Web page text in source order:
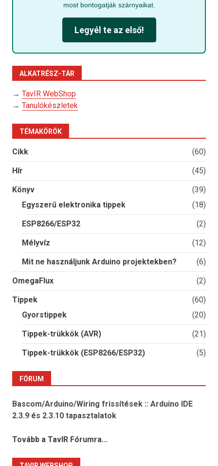
most bontogatják szárnyaikat.
Legyél te az első!
ALKATRÉSZ-TÁR
→ TavIR WebShop
→ Tanulókészletek
TÉMAKÖRÖK
Cikk (60)
Hír (45)
Könyv
(39)
Egyszerű elektronika tippek
(18)
ESP8266/ESP32 (2)
Mélyvíz (12)
Mit ne használjunk Arduino projektekben? (6)
OmegaFlux (2)
Tippek
(60)
Gyorstippek
(20)
Tippek-trükkök (AVR) (21)
Tippek-trükkök (ESP8266/ESP32) (5)
FÓRUM
Bascom/Arduino/Wiring frissítések :: Arduino IDE
2.3.9 és 2.3.10 tapasztalatok
Tovább a TavIR Fórumra...